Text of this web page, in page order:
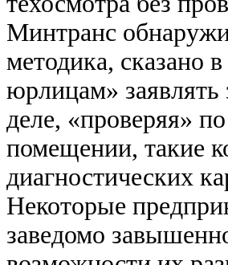
Минтранс
методика, сказано
юрлицам»
деле, «проверяя»
помещении, такие
диагностических
Некоторые
заведомо